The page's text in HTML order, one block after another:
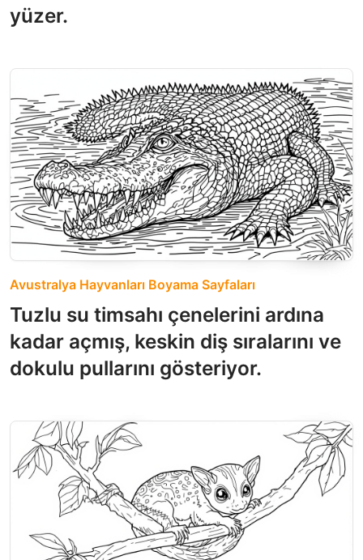
yüzer.
Avustralya Hayvanları Boyama Sayfaları
Tuzlu su timsahı çenelerini ardına
kadar açmış, keskin diş sıralarını ve
dokulu pullarını gösteriyor.